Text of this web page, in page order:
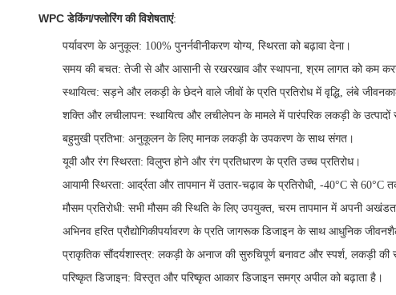
WPC डेकिंग/फ्लोरिंग की विशेषताएं:
पर्यावरण के अनुकूल: 100% पुनर्नवीनीकरण योग्य, स्थिरता को बढ़ावा देना।
समय की बचत: तेजी से और आसानी से रखरखाव और स्थापना, श्रम लागत को कम
स्थायित्व: सड़ने और लकड़ी के छेदने वाले जीवों के प्रति प्रतिरोध में वृद्धि, लंबे
शक्ति और लचीलापन: स्थायित्व और लचीलेपन के मामले में पारंपरिक लकड़ी के
बहुमुखी प्रतिभा: अनुकूलन के लिए मानक लकड़ी के उपकरण के साथ संगत।
यूवी और रंग स्थिरता: विलुप्त होने और रंग प्रतिधारण के प्रति उच्च प्रतिरोध।
आयामी स्थिरता: आर्द्रता और तापमान में उतार-चढ़ाव के प्रतिरोधी, -40°C से
मौसम प्रतिरोधी: सभी मौसम की स्थिति के लिए उपयुक्त, चरम तापमान में अपनी
अभिनव हरित प्रौद्योगिकीपर्यावरण के प्रति जागरूक डिजाइन के साथ आधुनिक
प्राकृतिक सौंदर्यशास्त्र: लकड़ी के अनाज की सुरुचिपूर्ण बनावट और स्पर्श, लकड़ी
परिष्कृत डिजाइन: विस्तृत और परिष्कृत आकार डिजाइन समग्र अपील को बढ़ाता है।